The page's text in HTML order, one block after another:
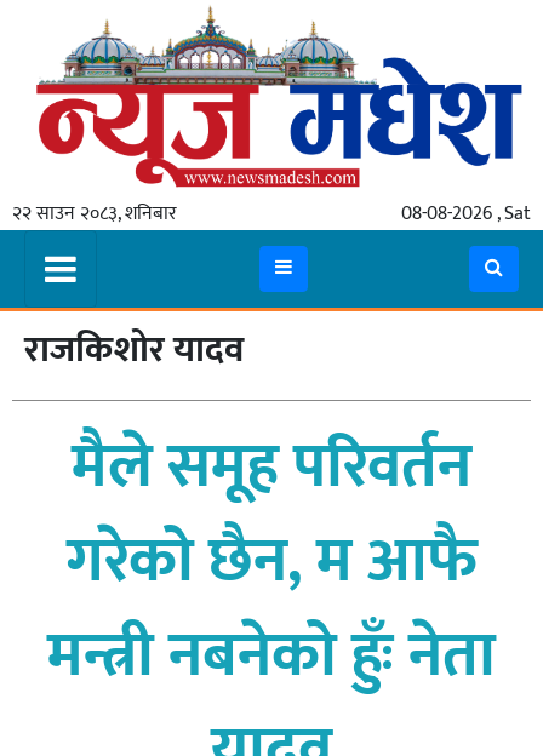
२२ साउन २०८३, शनिबार 08-08-2026 , Sat
गृहपृष्ठ
स्थानीय
प्रदेश
प्रदेश
लुम्बिनी
बागमती
सुदूरपश्चिम
राजकिशोर यादव
मैले समूह परिवर्तन
गरेको छैन, म आफै
मन्त्री नबनेको हुँः नेता